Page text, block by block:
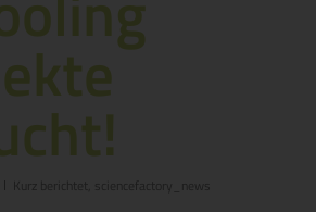
sciencefactory_news